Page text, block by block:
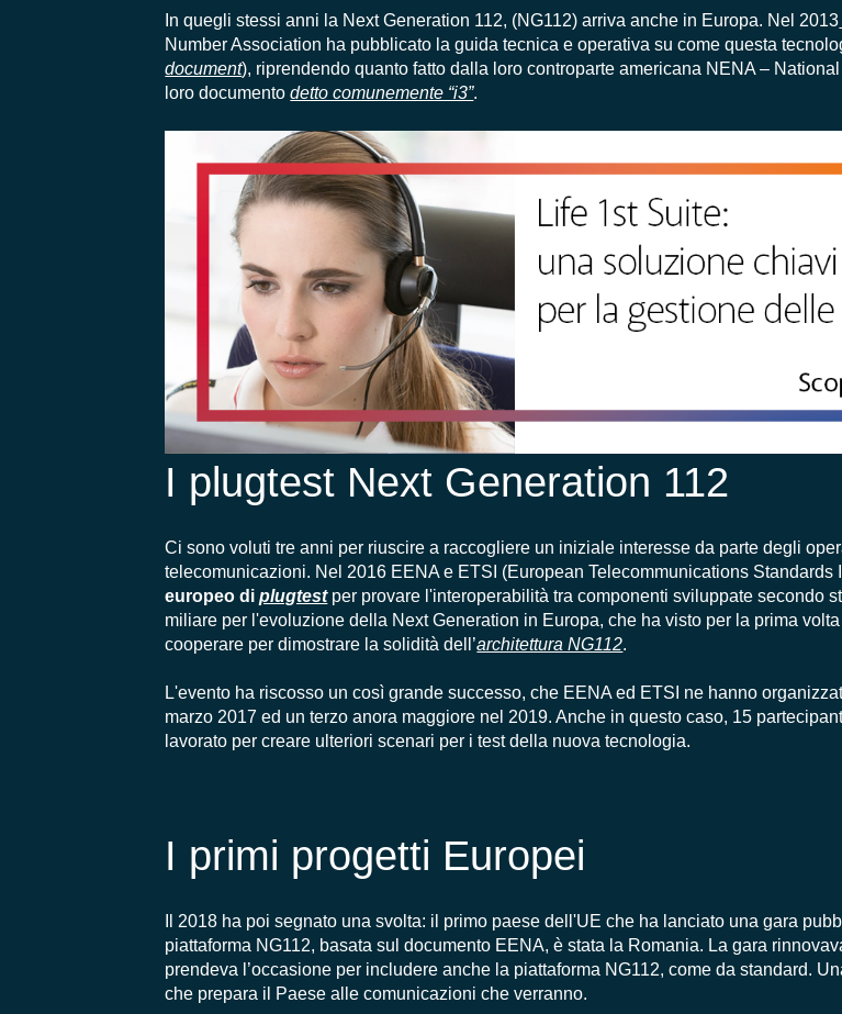
In quegli stessi anni la Next Generation 112, (NG112) arriva anche in Europa. Nel 2013
NumberAssociation ha pubblicato la guida tecnica e operativa su come questa
document), riprendendo quanto fatto dalla loro controparte americana NENA –
loro documentodetto comunemente “i3”.
I plugtest Next Generation 112
Ci sono voluti tre anni per riuscire a raccogliere un iniziale interesse da parte degli
telecomunicazioni. Nel 2016 EENAe ETSI (European Telecommunications Standards
europeo diplugtestper provare l'interoperabilità tracomponenti sviluppate secondo
miliare per l'evoluzione della NextGeneration in Europa, che ha visto per la prima
cooperare per dimostrare lasolidità dell’architettura NG112.
L'evento ha riscosso un così grande successo, che EENA ed ETSI ne hanno
marzo 2017 ed un terzo anora maggiore nel 2019. Anche in questo caso, 15
lavorato per creare ulteriori scenari per i test della nuova tecnologia.
I primi progetti Europei
Il 2018 ha poi segnato una svolta: il primo paese dell'UEche ha lanciato una gara
piattaforma NG112, basata sul documento EENA, è stata la Romania. La gara
prendeva l’occasione per includere anche la piattaforma NG112, come da standard.
che prepara il Paese alle comunicazioni che verranno.